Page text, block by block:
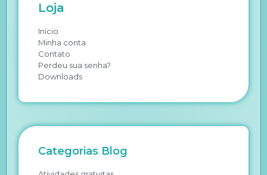
Loja
Início
Minha conta
Contato
Perdeu sua senha?
Downloads
Categorias Blog